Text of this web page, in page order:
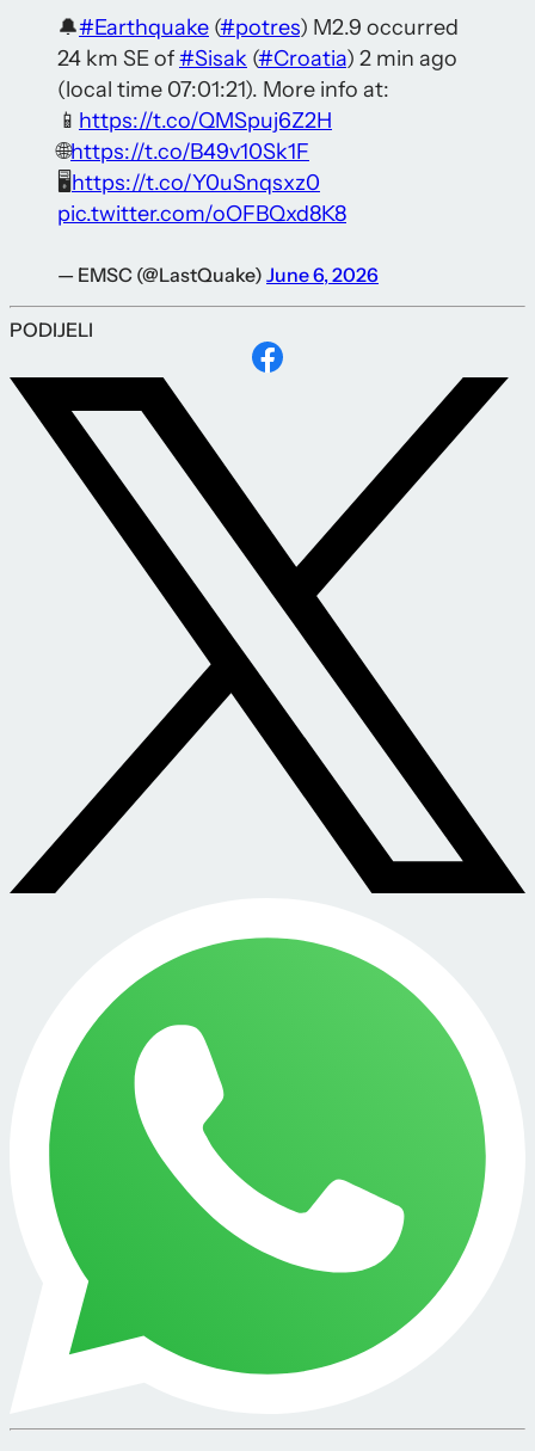
🔔#Earthquake (#potres) M2.9 occurred
24 km SE of#Sisak (#Croatia) 2 min ago
(local time 07:01:21). More info at:
📱 https://t.co/QMSpuj6Z2H
🌐https://t.co/B49v10Sk1F
🖥https://t.co/Y0uSnqsxz0
pic.twitter.com/oOFBQxd8K8
— EMSC (@LastQuake) June 6, 2026
PODIJELI